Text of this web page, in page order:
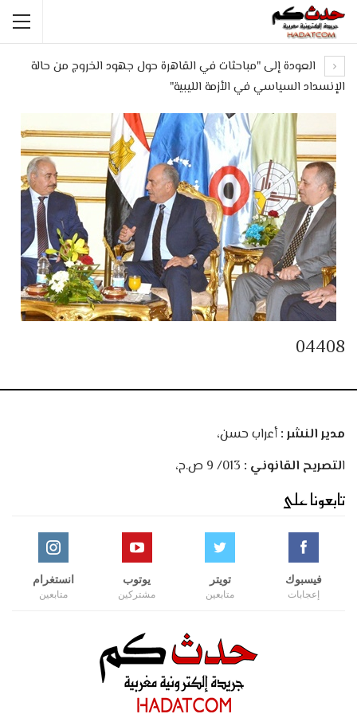
العودة إلى "مباحثات في القاهرة حول جهود الخروج من حالة
الإنسداد السياسي في الأزمة الليبية"
04408
مدير النشر :أعراب حسن،
التصريح القانوني :
تابعونا على
فيسبوك
إعجابات
تويتر
متابعين
يوتوب
مشتركين
انستغرام
متابعين